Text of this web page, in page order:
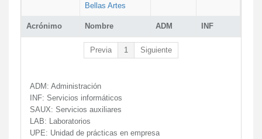
Acrónimo Nombre ADM INF
Bellas Artes
Previa 1 Siguiente
ADM: Administración
INF: Servicios informáticos
SAUX: Servicios auxiliares
LAB: Laboratorios
UPE: Unidad de prácticas en empresa